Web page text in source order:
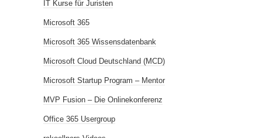
IT Kurse für Juristen
Microsoft 365
Microsoft 365 Wissensdatenbank
Microsoft Cloud Deutschland (MCD)
Microsoft Startup Program – Mentor
MVP Fusion – Die Onlinekonferenz
Office 365 Usergroup